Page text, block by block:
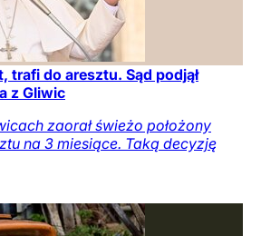
trafi do aresztu. Sąd podjął
z Gliwic
zaorał świeżo położony
na 3 miesiące. Taką decyzję